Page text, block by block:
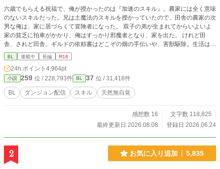
六歳でもらえる祝福で、俺が授かったのは『加速のスキル』。農家には全く意味
のないスキルだった。兄は土魔法のスキルを授かっていたので、田舎の農家の次
男な俺は、家に居づらくて冒険者になった。 双子の弟が生まれてからいよいよ
家の貧乏に拍車がかかり、俺はすっかり邪魔者となり、家を出た。 けれど田
舎、されど田舎。ギルドの依頼書はどこぞの畑の手伝いや、害獣駆除。生活はカ
ツカツ。 細々ギルドの小間使いをしていて、受付で見つけた【ダンジョン配信
して、収入アップを目指そう！】の張り紙。 講習を受ければ配信ライセンスを
貰えるということで、講習を受けてライセンスをゲットした。 けれど田舎では
配信できるようなダンジョンが近くにない。 型落ちの魔道具をゲットできたの
で一番近いダンジョンに入って配信してはみたけれど、再生回数は伸びない。
こんな田舎では成功なんかするわけないと奮起した俺は、王都に向かって有名配
る）主人公の実は強いんですなお話。 ムーンライトノベルズでも連載してます
BL 連載中 長編 R18
24h.ポイント 4,964pt
小説 259 位 / 228,793件 BL 37 位 / 31,418件
BL ダンジョン配信 スキル 天然無自覚
感想数 16
文字数 118,825
最終更新日 2026.08.08
登録日 2026.06.24
2 お気に入り追加 5,835